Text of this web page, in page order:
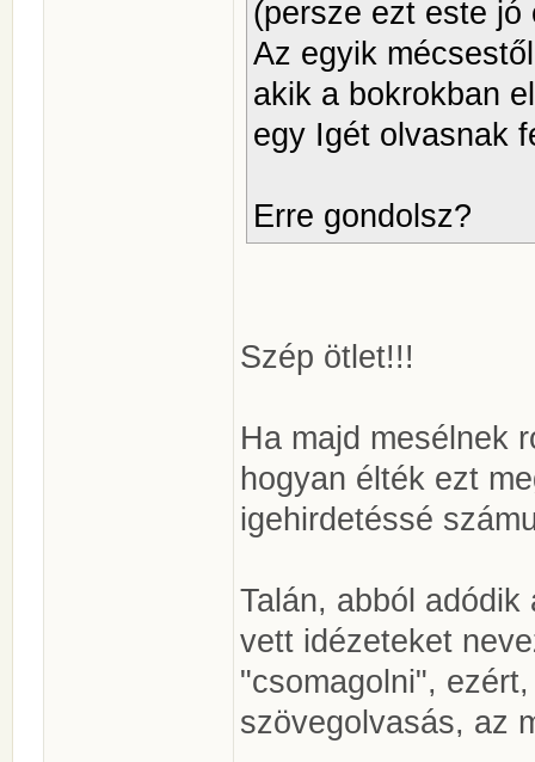
(persze ezt este jó
Az egyik
akik a bokrokban
egy Igét olvasnak
Erre gondolsz?
Szép ötlet!!!
Ha majd mesélnek
hogyan élték ezt
igehirdetéssé
Talán, abból
vett idézeteket
"csomagolni",
szövegolvasás, az